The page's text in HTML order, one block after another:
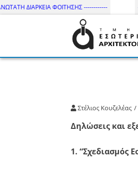
ΔΙΑΡΚΕΙΑ ΦΟΙΤΗΣΗΣ ------------
Τμήμα Εσωτ.
Στέλιος Κουζελέας
Δηλώσεις και
1. “Σχεδιασμός